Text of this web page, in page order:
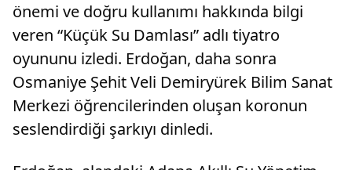
önemi ve doğru kullanımı hakkında bilgi
veren “Küçük Su Damlası” adlı tiyatro
oyununu izledi. Erdoğan, daha sonra
Osmaniye Şehit Veli Demiryürek Bilim Sanat
Merkezi öğrencilerinden oluşan koronun
seslendirdiği şarkıyı dinledi.